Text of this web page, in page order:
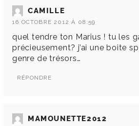
CAMILLE
16 OCTOBRE 2012 À 08:59
quel tendre ton Marius ! tu les
précieusement? j’ai une boite
genre de trésors…
RÉPONDRE
MAMOUNETTE2012